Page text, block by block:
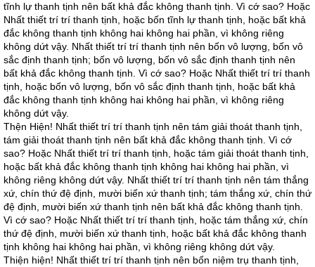
tĩnh lự thanh tịnh nên bất khả đắc không thanh tịnh. Vì cớ sao? Hoặc
Nhất thiết trí trí thanh tịnh, hoặc bốn tĩnh lự thanh tịnh, hoặc bất khả
đắc không thanh tịnh không hai không hai phần, vì không riêng
không dứt vậy. Nhất thiết trí trí thanh tịnh nên bốn vô lượng, bốn vô
sắc định thanh tịnh; bốn vô lượng, bốn vô sắc định thanh tịnh nên
bất khả đắc không thanh tịnh. Vì cớ sao? Hoặc Nhất thiết trí trí thanh
tịnh, hoặc bốn vô lượng, bốn vô sắc định thanh tịnh, hoặc bất khả
đắc không thanh tịnh không hai không hai phần, vì không riêng
không dứt vậy.
Thện Hiện! Nhất thiết trí trí thanh tịnh nên tám giải thoát thanh tịnh,
tám giải thoát thanh tịnh nên bất khả đắc không thanh tịnh. Vì cớ
sao? Hoặc Nhất thiết trí trí thanh tịnh, hoặc tám giải thoát thanh tịnh,
hoặc bất khả đắc không thanh tịnh không hai không hai phần, vì
không riêng không dứt vậy. Nhất thiết trí trí thanh tịnh nên tám thắng
xứ, chín thứ đệ định, mười biến xứ thanh tịnh; tám thắng xứ, chín thứ
đệ định, mười biến xứ thanh tịnh nên bất khả đắc không thanh tịnh.
Vì cớ sao? Hoặc Nhất thiết trí trí thanh tịnh, hoặc tám thắng xứ, chín
thứ đệ định, mười biến xứ thanh tịnh, hoặc bất khả đắc không thanh
tịnh không hai không hai phần, vì không riêng không dứt vậy.
Thiện hiện! Nhất thiết trí trí thanh tịnh nên bốn niệm trụ thanh tịnh,